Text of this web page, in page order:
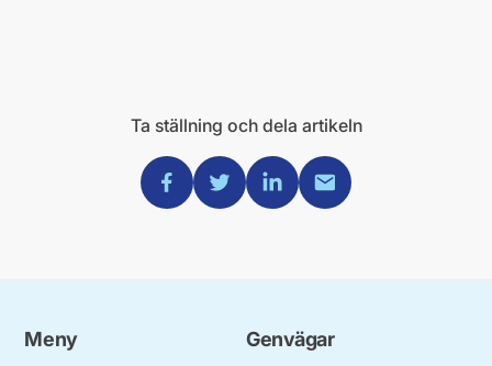
Ta ställning och dela artikeln
Dela via Facebook
Dela via Twitter
Dela via Linkedin
Dela via Mail
Meny Genvägar